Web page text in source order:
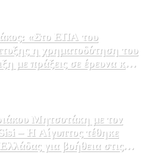
«Στο ΕΠΑ του
η χρηματοδότηση του
με πράξεις σε έρευνα και
Μητσοτάκη με τον
– Η Αίγυπτος τέθηκε
για βοήθεια στις